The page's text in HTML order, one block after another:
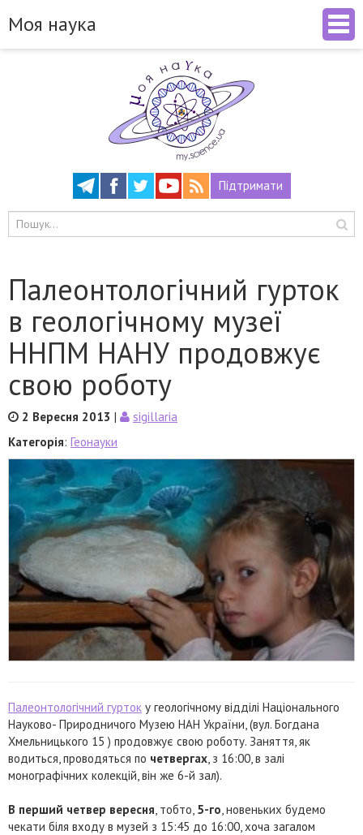
Підтримати
Моя наука
Палеонтологічний гурток
в геологічному музеї
ННПМ НАНУ продовжує
свою роботу
2 Вересня 2013 |
sigillaria
Категорія: Геонауки
Палеонтологічний гурток у геологічному відділі Національного
Науково- Природничого Музею НАН України, (вул. Богдана
Хмельницького 15 ) продовжує свою роботу. Заняття, як
водиться, проводяться по четвергах, з 16:00, в залі
монографічних колекцій, він же 6-й зал).
В перший четвер вересня, тобто, 5-го, новеньких будемо
чекати біля входу в музей з 15:45 до 16:00, хоча загалом